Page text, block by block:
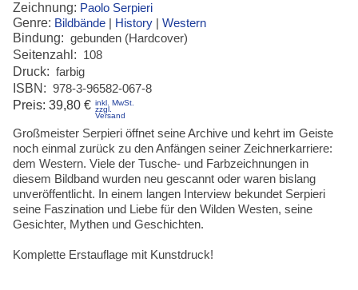
Zeichnung: Paolo Serpieri
Genre: Bildbände | History | Western
Bindung: gebunden (Hardcover)
Seitenzahl: 108
Druck: farbig
ISBN: 978-3-96582-067-8
Preis: 39,80 € inkl. MwSt.
zzgl.
Versand
Großmeister Serpieri öffnet seine Archive und kehrt im Geiste
noch einmal zurück zu den Anfängen seiner Zeichnerkarriere:
dem Western. Viele der Tusche- und Farbzeichnungen in
diesem Bildband wurden neu gescannt oder waren bislang
unveröffentlicht. In einem langen Interview bekundet Serpieri
seine Faszination und Liebe für den Wilden Westen, seine
Gesichter, Mythen und Geschichten.
Komplette Erstauflage mit Kunstdruck!